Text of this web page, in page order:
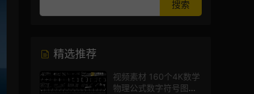
精选推荐
视频素材 160个4K数学
物理公式数字符号图标